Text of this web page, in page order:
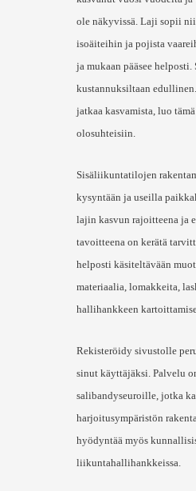
ole näkyvissä. Laji sopii
isoäiteihin ja pojista
ja mukaan pääsee
kustannuksiltaan
jatkaa kasvamista, luo
olosuhteisiin.
Sisäliikuntatilojen
kysyntään ja useilla
lajin kasvun rajoitteena ja
tavoitteena on kerätä
helposti käsiteltävään
materiaalia, lomakkeita,
hallihankkeen
Rekisteröidy sivustolle
sinut käyttäjäksi. Palvelu
salibandyseuroille, jotka
harjoitusympäristön
hyödyntää myös
liikuntahallihankkeissa.